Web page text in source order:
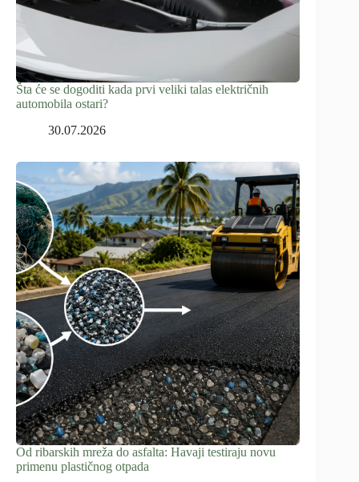
Šta će se dogoditi kada prvi veliki talas električnih
automobila ostari?
30.07.2026
Od ribarskih mreža do asfalta: Havaji testiraju novu
primenu plastičnog otpada